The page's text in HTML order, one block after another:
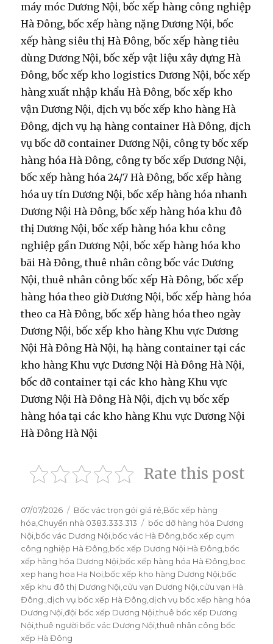
máy móc Dương Nội, bốc xếp hàng công nghiệp
Hà Đông, bốc xếp hàng nặng Dương Nội, bốc
xếp hàng siêu thị Hà Đông, bốc xếp hàng tiêu
dùng Dương Nội, bốc xếp vật liệu xây dựng Hà
Đông, bốc xếp kho logistics Dương Nội, bốc xếp
hàng xuất nhập khẩu Hà Đông, bốc xếp kho
vận Dương Nội, dịch vụ bốc xếp kho hàng Hà
Đông, dịch vụ hạ hàng container Hà Đông, dịch
vụ bốc dỡ container Dương Nội, công ty bốc xếp
hàng hóa Hà Đông, công ty bốc xếp Dương Nội,
bốc xếp hàng hóa 24/7 Hà Đông, bốc xếp hàng
hóa uy tín Dương Nội, bốc xếp hàng hóa nhanh
Dương Nội Hà Đông, bốc xếp hàng hóa khu đô
thị Dương Nội, bốc xếp hàng hóa khu công
nghiệp gần Dương Nội, bốc xếp hàng hóa kho
bãi Hà Đông, thuê nhân công bốc vác Dương
Nội, thuê nhân công bốc xếp Hà Đông, bốc xếp
hàng hóa theo giờ Dương Nội, bốc xếp hàng hóa
theo ca Hà Đông, bốc xếp hàng hóa theo ngày
Dương Nội, bốc xếp kho hàng Khu vực Dương
Nội Hà Đông Hà Nội, hạ hàng container tại các
kho hàng Khu vực Dương Nội Hà Đông Hà Nội,
bốc dỡ container tại các kho hàng Khu vực
Dương Nội Hà Đông Hà Nội, dịch vụ bốc xếp
hàng hóa tại các kho hàng Khu vực Dương Nội
Hà Đông Hà Nội
Rate this post
Đăng
vào
ngày
07/07/2026
Danh
mục
Bốc vác trọn gói giá rẻ,Bốc xếp hàng
hóa,Chuyển nhà 0383.333.313 Thẻ
bốc dỡ hàng hóa Dương
Nội,bốc vác Dương Nội,bốc vác Hà Đông,bốc xếp cụm
công nghiệp Hà Đông,bốc xếp Dương Nội Hà Đông,bốc
xếp hàng hóa Dương Nội,bốc xếp hàng hóa Hà Đông,boc
xep hang hoa Ha Noi,bốc xếp kho hàng Dương Nội,bốc
xếp khu đô thị Dương Nội,cửu vạn Dương Nội,cửu vạn Hà
Đông.,dịch vụ bốc xếp Hà Đông,dịch vụ bốc xếp hàng hóa
Dương Nội,đội bốc xếp Dương Nội,thuê bốc xếp Dương
Nội,thuê người bốc vác Dương Nội,thuê nhân công bốc
xếp Hà Đông